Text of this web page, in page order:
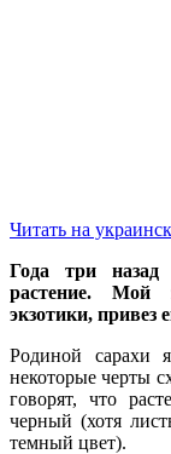
Читать на
Года три назад
растение. Мой
экзотики, привез
Родиной сарахи
некоторые черты
говорят, что
черный (хотя
темный цвет).